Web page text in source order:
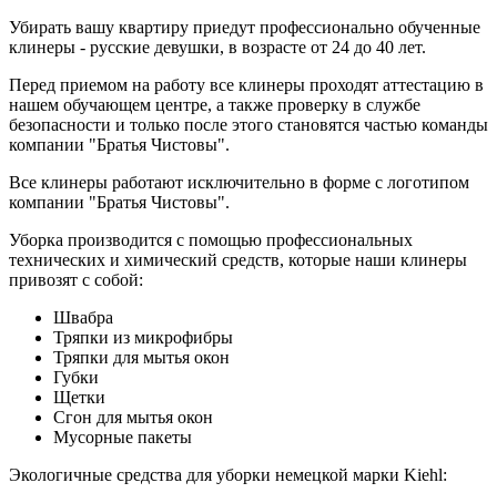
Убирать вашу квартиру приедут профессионально обученные
клинеры - русские девушки, в возрасте от 24 до 40 лет.
Перед приемом на работу все клинеры проходят аттестацию в
нашем обучающем центре, а также проверку в службе
безопасности и только после этого становятся частью команды
компании "Братья Чистовы".
Все клинеры работают исключительно в форме с логотипом
компании "Братья Чистовы".
Уборка производится с помощью профессиональных
технических и химический средств, которые наши клинеры
привозят с собой:
Швабра
Тряпки из микрофибры
Тряпки для мытья окон
Губки
Щетки
Сгон для мытья окон
Мусорные пакеты
Экологичные средства для уборки немецкой марки Kiehl: